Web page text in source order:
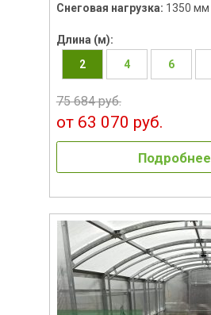
Снеговая нагрузка: 1350 мм
Длина (м):
2
4 6
75 684 руб.
от 63 070 руб.
Подробнее